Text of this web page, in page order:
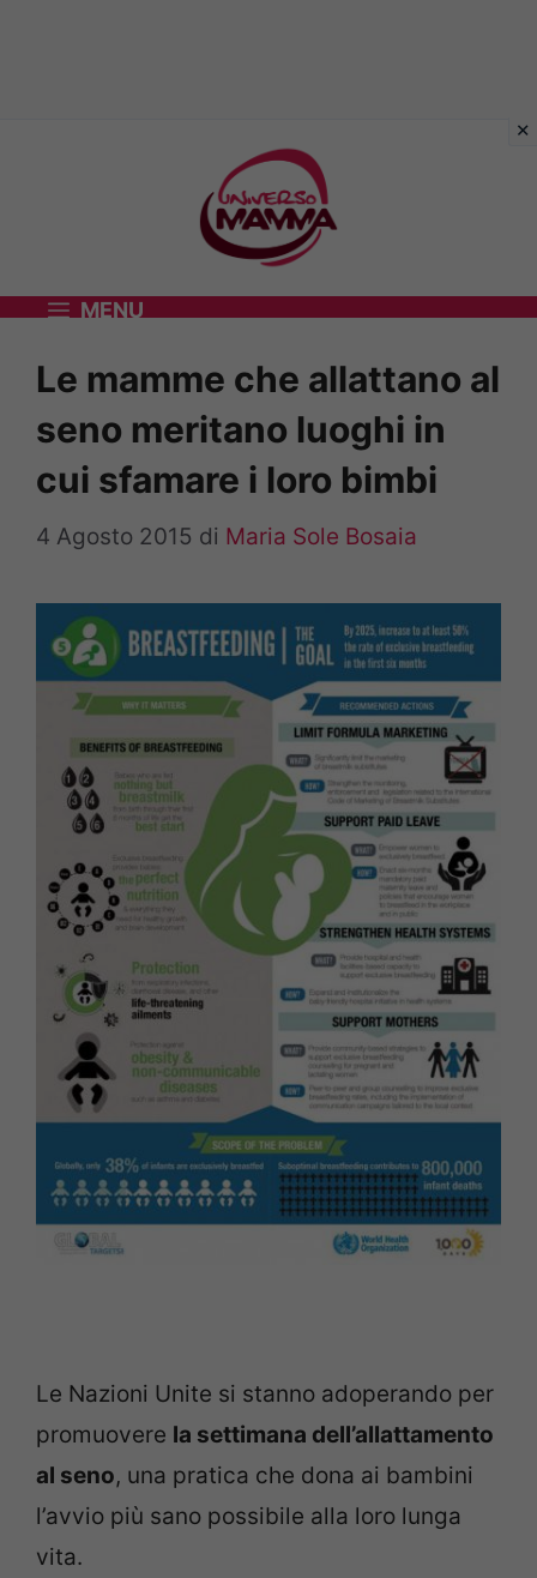
MENU
Le mamme che allattano al
seno meritano luoghi in
cui sfamare i loro bimbi
4 Agosto 2015 di Maria Sole Bosaia
Le Nazioni Unite si stanno adoperando per
promuovere la settimana dell’allattamento
al seno, una pratica che dona ai bambini
l’avvio più sano possibile alla loro lunga
vita.